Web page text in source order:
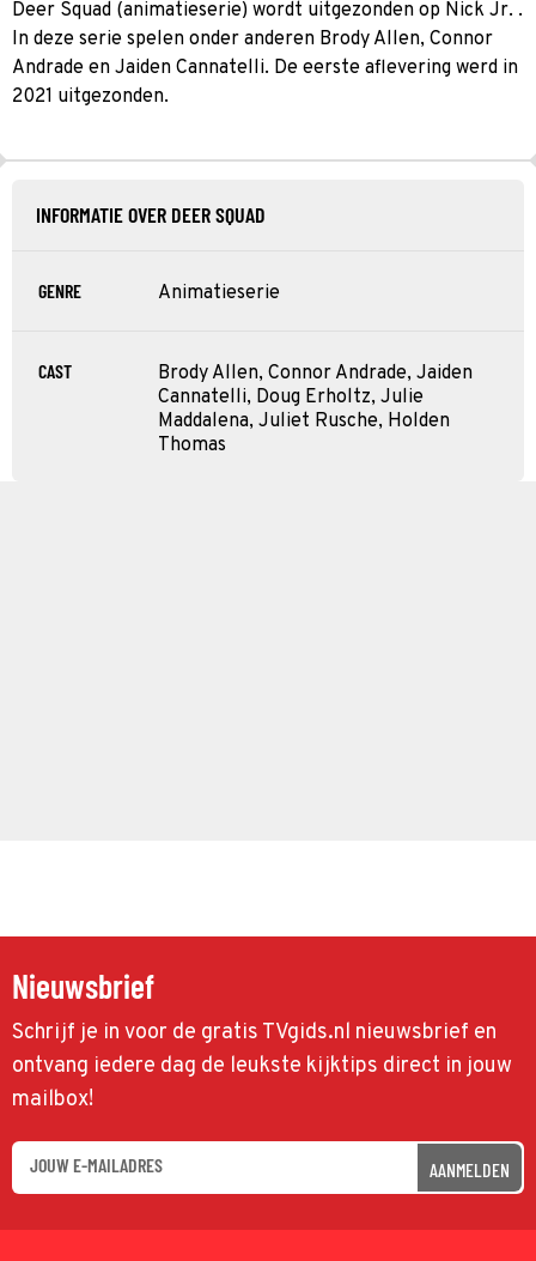
Deer Squad (animatieserie) wordt uitgezonden op Nick Jr. .
In deze serie spelen onder anderen Brody Allen, Connor
Andrade en Jaiden Cannatelli. De eerste aflevering werd in
2021 uitgezonden.
INFORMATIE OVER DEER SQUAD
GENRE Animatieserie
CAST
Brody Allen, Connor Andrade, Jaiden
Cannatelli, Doug Erholtz, Julie
Maddalena, Juliet Rusche, Holden
Thomas
Nieuwsbrief
Schrijf je in voor de gratis TVgids.nl nieuwsbrief en
ontvang iedere dag de leukste kijktips direct in jouw
mailbox!
AANMELDEN